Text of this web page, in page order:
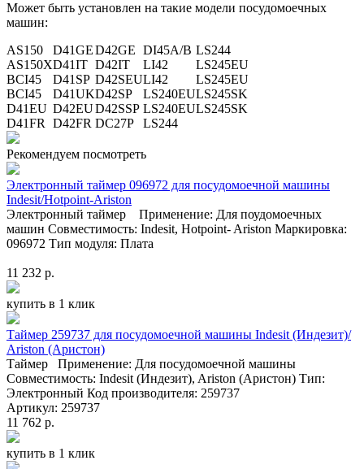
Может быть установлен на такие модели посудомоечных
машин:
AS150
D41GED42GE DI45A/B LS244
AS150XD41IT D42IT LI42
LS245EU
BCI45
D41SP D42SEULI42
LS245EU
BCI45
D41UKD42SP LS240EULS245SK
D41EU D42EUD42SSP LS240EULS245SK
D41FR
D42FR DC27P LS244
Рекомендуем посмотреть
Электронный таймер 096972 для посудомоечной машины
Indesit/Hotpoint-Ariston
Электронный таймер Применение: Для поудомоечных
машин Совместимость: Indesit, Hotpoint- Ariston Маркировка:
096972 Тип модуля: Плата
11 232 р.
купить в 1 клик
Таймер 259737 для посудомоечной машины Indesit (Индезит)/
Ariston (Аристон)
Таймер Применение: Для посудомоечной машины
Совместимость: Indesit (Индезит), Ariston (Аристон) Тип:
Электронный Код производителя: 259737
Артикул: 259737
11 762 р.
купить в 1 клик